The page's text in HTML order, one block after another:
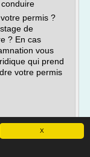
X
permis ?
de
? En cas
vous
qui prend
votre permis
conduire/